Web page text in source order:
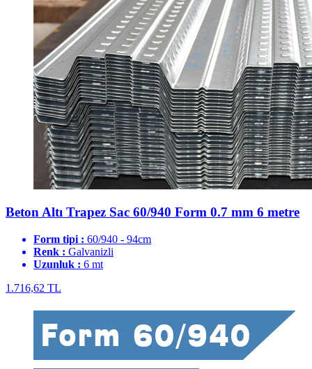
Beton Altı Trapez Sac 60/940 Form 0.7 mm 6 metre
Form tipi : 60/940 - 94cm
Renk : Galvanizli
Uzunluk : 6 mt
1.716,62 TL